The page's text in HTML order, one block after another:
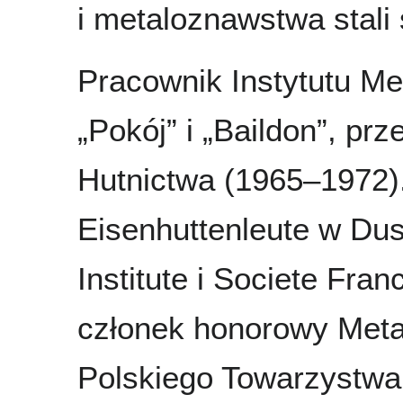
i metaloznawstwa stali
Pracownik Instytutu
„Pokój” i „Baildon”,
Hutnictwa
Eisenhuttenleute w
Institute i Societe
członek honorowy
Polskiego